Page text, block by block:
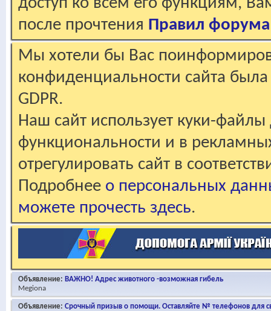
после прочтения Правил форума
Мы хотели бы Вас
конфиденциальности сайта
GDPR.
Наш сайт использует куки-файлы
функциональности и в
отрегулировать сайт в
Подробнее о персональных
можете прочесть здесь.
Объявление: ВАЖНО! Адрес животного -возможная гибель
Megiona
Объявление: Срочный призыв о помощи. Оставляйте № телефонов для